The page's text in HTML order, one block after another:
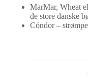
MarMar, Wheat
de store danske
Cóndor –